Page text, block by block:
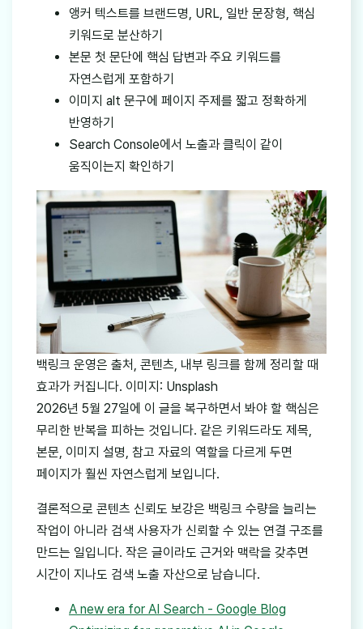
앵커 텍스트를 브랜드명, URL, 일반 문장형, 핵심
키워드로 분산하기
본문 첫 문단에 핵심 답변과 주요 키워드를
자연스럽게 포함하기
이미지 alt 문구에 페이지 주제를 짧고 정확하게
반영하기
Search Console에서 노출과 클릭이 같이
움직이는지 확인하기
백링크 운영은 출처, 콘텐츠, 내부 링크를 함께 정리할 때
효과가 커집니다. 이미지: Unsplash
2026년 5월 27일에 이 글을 복구하면서 봐야 할 핵심은
무리한 반복을 피하는 것입니다. 같은 키워드라도 제목,
본문, 이미지 설명, 참고 자료의 역할을 다르게 두면
페이지가 훨씬 자연스럽게 보입니다.
결론적으로 콘텐츠 신뢰도 보강은 백링크 수량을 늘리는
작업이 아니라 검색 사용자가 신뢰할 수 있는 연결 구조를
만드는 일입니다. 작은 글이라도 근거와 맥락을 갖추면
시간이 지나도 검색 노출 자산으로 남습니다.
A new era for AI Search - Google Blog